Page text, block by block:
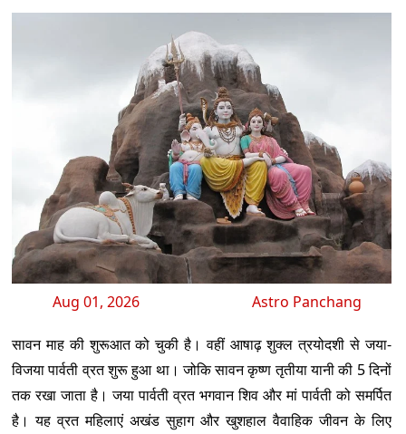
Aug 01, 2026 Astro Panchang
सावन माह की शुरूआत को चुकी है। वहीं आषाढ़ शुक्ल त्रयोदशी से जया-
विजया पार्वती व्रत शुरू हुआ था। जोकि सावन कृष्ण तृतीया यानी की 5 दिनों
तक रखा जाता है। जया पार्वती व्रत भगवान शिव और मां पार्वती को समर्पित
है। यह व्रत महिलाएं अखंड सुहाग और खुशहाल वैवाहिक जीवन के लिए